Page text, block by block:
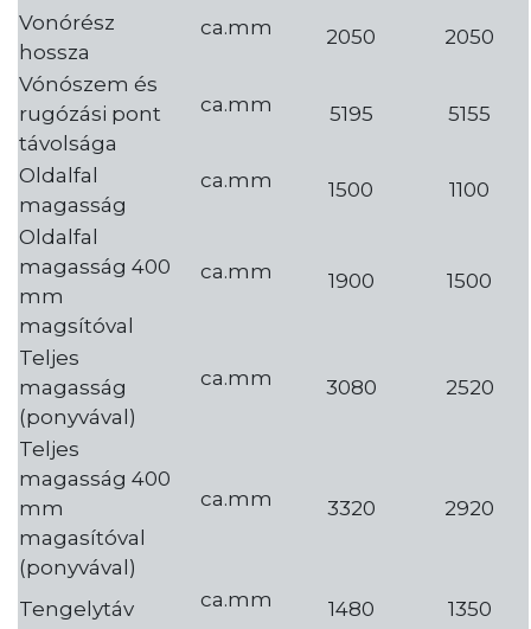
Vonórész
hossza
ca.mm 2050
2050
Vónószem és
rugózási pont
távolsága
ca.mm 5195 5155
Oldalfal
magasság
ca.mm 1500
1100
Oldalfal
magasság 400
mm
magsítóval
ca.mm 1900 1500
Teljes
magasság
(ponyvával)
ca.mm 3080 2520
Teljes
magasság 400
mm
magasítóval
(ponyvával)
ca.mm 3320 2920
Tengelytáv ca.mm 1480
1350